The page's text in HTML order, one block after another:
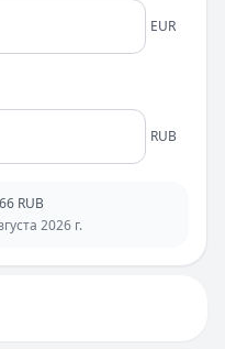
EUR
RUB
RUB
2026 г.